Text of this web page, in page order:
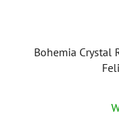
Bohemia Crystal